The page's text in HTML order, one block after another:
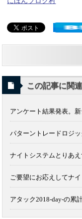
この記事に関
アンケート結果発表。
パターントレードロジ
ナイトシステムとりあ
ご要望にお応えしてナ
アタック2018-day-の累